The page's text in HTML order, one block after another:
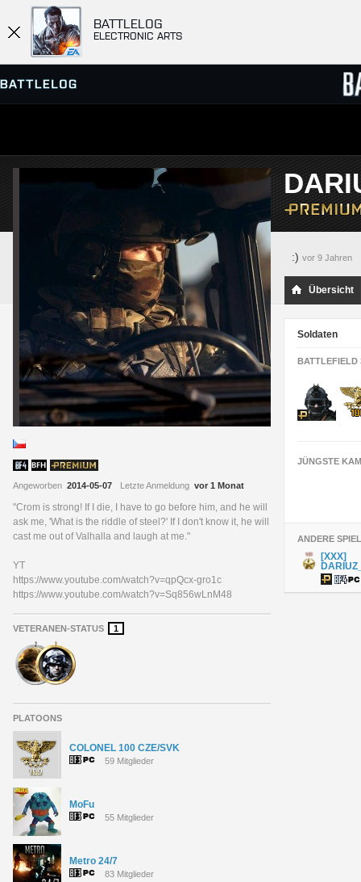
BATTLELOG
ELECTRONIC ARTS
SERVER-BROWSER
Angeworben 2014-05-07 Letzte Anmeldung vor 1 Monat
"Crom is strong! If I die, I have to go before him, and he will
ask me, 'What is the riddle of steel?' If I don't know it, he will
cast me out of Valhalla and laugh at me."
YT
https://www.youtube.com/watch?v=qpQcx-gro1c
https://www.youtube.com/watch?v=Sq856wLnM48
VETERANEN-STATUS 1
PLATOONS
COLONEL 100 CZE/SVK
59 Mitglieder
MoFu
55 Mitglieder
Metro 24/7
83 Mitglieder
:) vor 9 Jahren
Übersicht
Soldaten
BATTLEFIELD
JÜNGSTE
ANDERE
[XXX]